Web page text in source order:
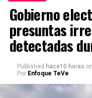
Gobierno
presuntas
detectadas
Published hace10 horas on
Por Enfoque TeVe